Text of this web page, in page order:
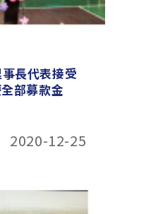
長代表接受
部募款金
2020-12-25